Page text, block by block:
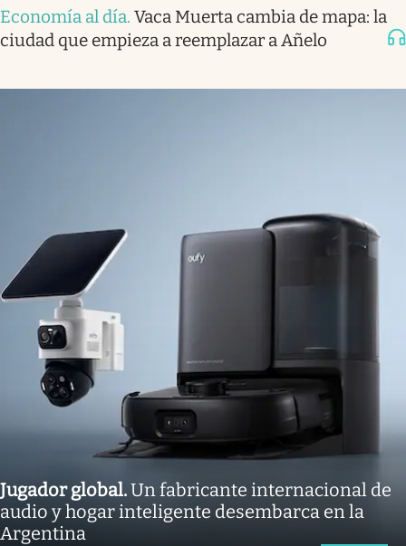
Economía al día. Vaca Muerta cambia de mapa: la
ciudad que empieza a reemplazar a Añelo
Jugador global.Un fabricante internacional de
audio y hogar inteligente desembarca en la
Argentina